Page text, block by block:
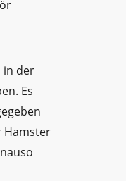
in der
Es
Hamster